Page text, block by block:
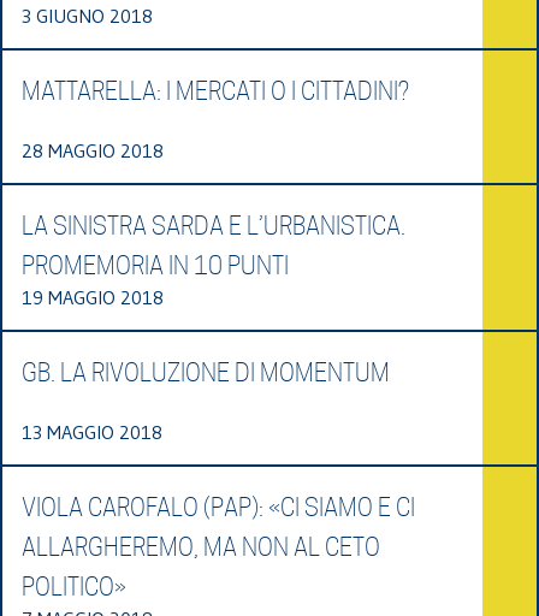
3 GIUGNO 2018
MATTARELLA: I MERCATI O I CITTADINI?
28 MAGGIO 2018
LA SINISTRA SARDA E L’URBANISTICA.
PROMEMORIA IN 10 PUNTI
19 MAGGIO 2018
GB. LA RIVOLUZIONE DI MOMENTUM
13 MAGGIO 2018
VIOLA CAROFALO (PAP): «CI SIAMO E CI
ALLARGHEREMO, MA NON AL CETO
POLITICO»